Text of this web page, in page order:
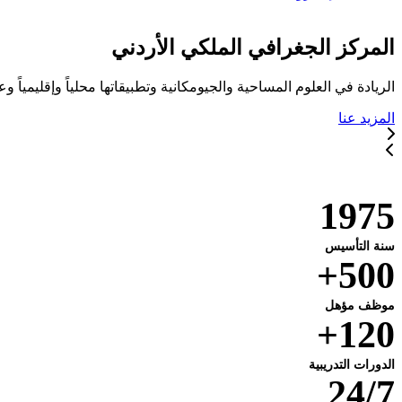
المركز الجغرافي الملكي الأردني
الريادة في العلوم المساحية والجيومكانية وتطبيقاتها محلياً وإقليمياً
المزيد عنا
1975
سنة التأسيس
500+
موظف مؤهل
120+
الدورات التدريبية